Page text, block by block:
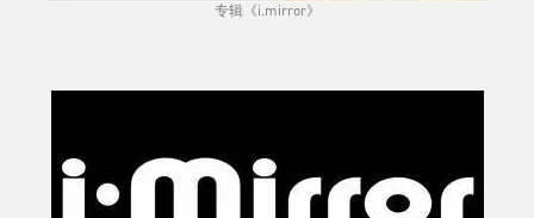
专辑《i.mirror》